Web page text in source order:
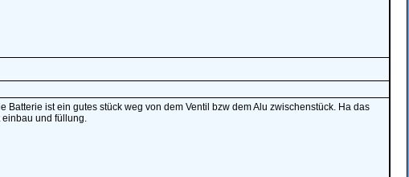
ist ein gutes stück weg von dem Ventil bzw dem Alu zwischenstück. Ha das
und füllung.